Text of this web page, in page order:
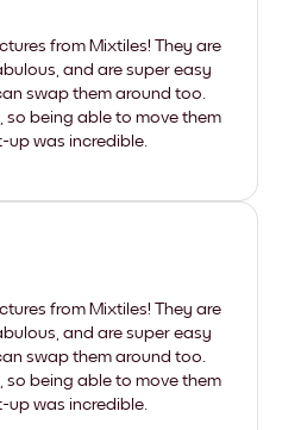
from Mixtiles! They are
and are super easy
swap them around too.
so being able to move them
up was incredible.
from Mixtiles! They are
and are super easy
swap them around too.
being able to move them
up was incredible.